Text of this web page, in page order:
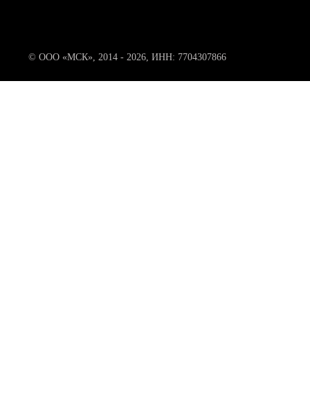
© ООО «МСК», 2014 - 2026, ИНН: 7704307866